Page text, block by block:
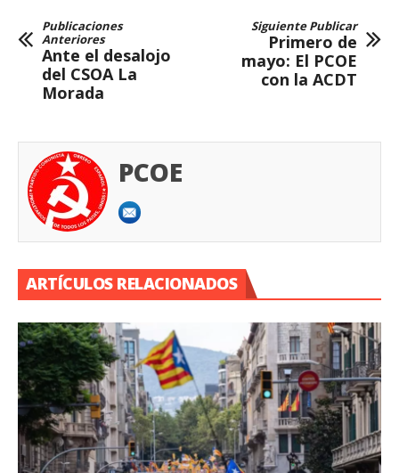
Publicaciones
Anteriores
Ante el desalojo
del CSOA La
Morada
Siguiente Publicar
Primero de
mayo: El PCOE
con la ACDT
PCOE
ARTÍCULOS RELACIONADOS